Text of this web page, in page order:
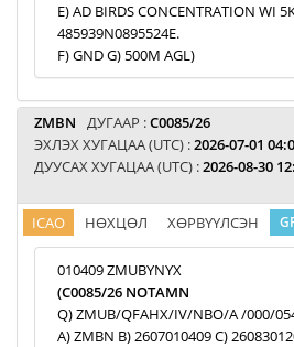
E) AD BIRDS CONCENTRATION WI
485939N0895524E.
F) GND G) 500M AGL)
ZMBN ДУГААР :C0085/26
ЭХЛЭХ ХУГАЦАА (UTC) :2026-07-01
ДУУСАХ ХУГАЦАА (UTC) :2026-08-30
ICAO НӨХЦӨЛ ХӨРВҮҮЛСЭН
010409 ZMUBYNYX
(C0085/26 NOTAMN
Q) ZMUB/QFAHX/IV/NBO/A /000/
A) ZMBN B) 2607010409 C)